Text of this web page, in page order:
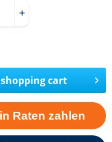
shopping cart